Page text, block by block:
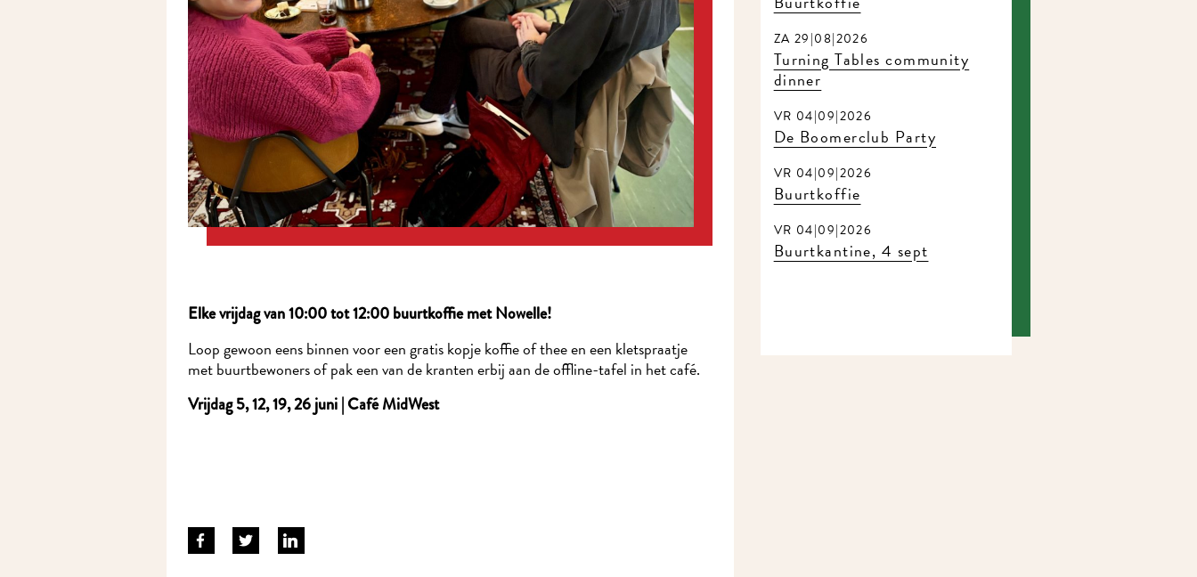
Elke vrijdag van 10:00 tot 12:00 buurtkoffie met Nowelle!
Loop gewoon eens binnen voor een gratis kopje koffie of thee en een kletspraatje
met buurtbewoners of pak een van de kranten erbij aan de offline-tafel in het café.
Vrijdag 5, 12, 19, 26 juni | Café MidWest
ZA 29|08|2026
Turning Tables community
dinner
VR 04|09|2026
De Boomerclub Party
VR 04|09|2026
Buurtkoffie
VR 04|09|2026
Buurtkantine, 4 sept